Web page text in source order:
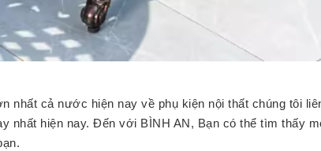
nhất cả nước hiện nay về phụ kiện nội thất chúng tôi
nhất hiện nay. Đến với BÌNH AN, Bạn có thể tìm thấy